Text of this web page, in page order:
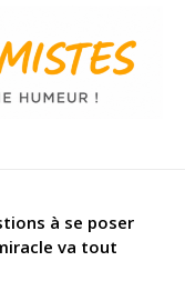
à se poser
va tout